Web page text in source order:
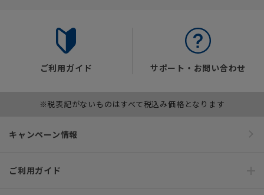
ご利用ガイド サポート・お問い合わせ
※税表記がないものはすべて税込み価格となります
キャンペーン情報
ご利用ガイド